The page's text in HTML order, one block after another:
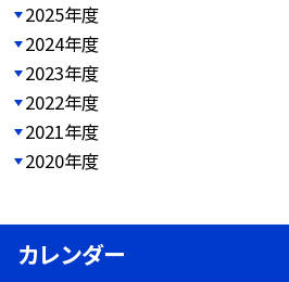
2025年度
2024年度
2023年度
2022年度
2021年度
2020年度
カレンダー